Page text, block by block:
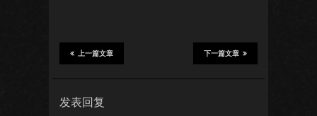
下一篇文章
上一篇文章
发表回复